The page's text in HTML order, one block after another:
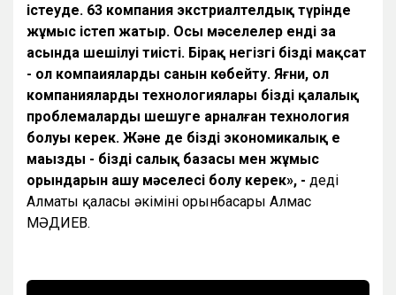
істеуде. 63 компания экстриалтелдық түрінде
жұмыс істеп жатыр. Осы мәселелер енді заң
асында шешілуі тиісті. Бірақ негізгі біздің мақсат
- ол компаиялардың санын көбейту. Яғни, ол
компаниялардың технологиялары біздің қалалық
проблемаларды шешуге арналған технология
болуы керек. Және де біздің экономикалық ең
маңызды - біздің салық базасы мен жұмыс
орындарын ашу мәселесі болу керек», - деді
Алматы қаласы әкімінің орынбасары Алмас
МӘДИЕВ.